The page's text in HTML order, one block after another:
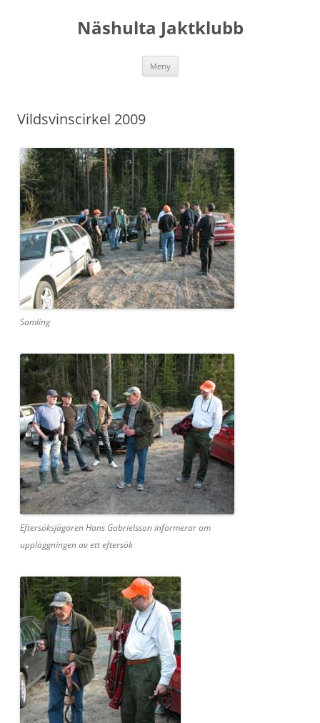
Näshulta Jaktklubb
Meny
Vildsvinscirkel 2009
Samling
Eftersöksjägaren Hans Gabrielsson informerar om
uppläggningen av ett eftersök